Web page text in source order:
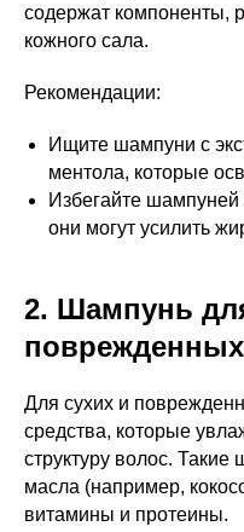
содержат компоненты,
кожного сала.
Рекомендации:
Ищите шампуни с
ментола, которые
Избегайте
они могут усилить
2. Шампунь
Для сухих и
средства, которые
структуру волос.
масла (например,
витамины и протеины.